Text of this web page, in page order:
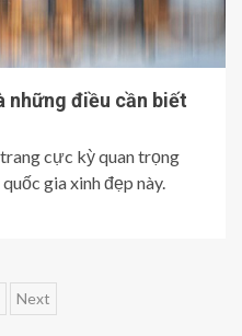
những điều cần biết
trang cực kỳ quan trọng
gia xinh đẹp này.
Next